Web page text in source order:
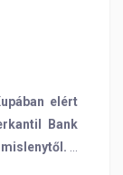
elért
Bank
A